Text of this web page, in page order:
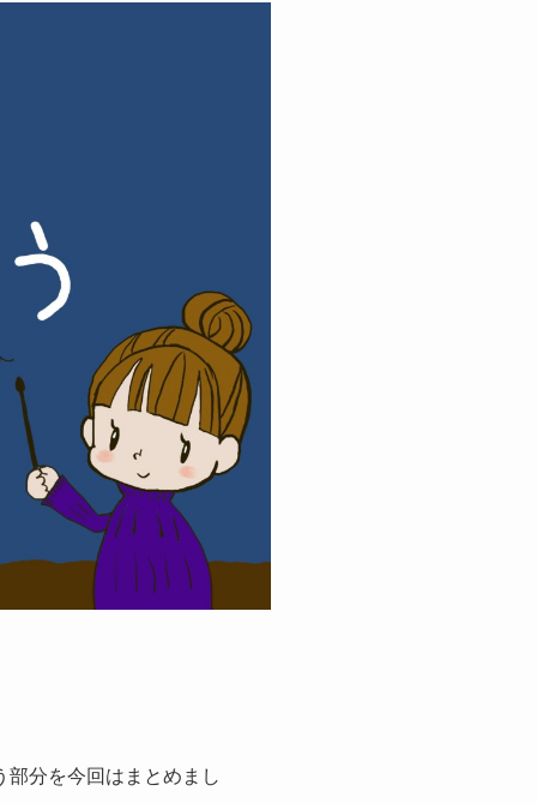
分を今回はまとめまし